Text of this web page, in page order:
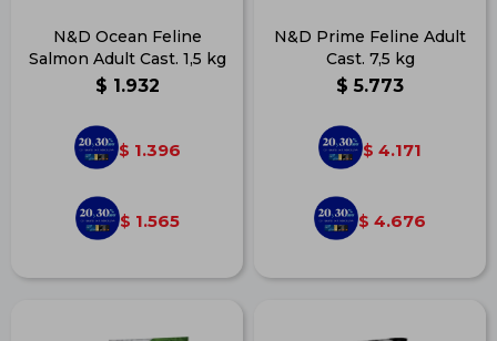
N&D Ocean Feline
Salmon Adult Cast. 1,5 kg
$ 1.932
$ 1.396
$ 1.565
N&D Prime Feline Adult
Cast. 7,5 kg
$ 5.773
$ 4.171
$ 4.676